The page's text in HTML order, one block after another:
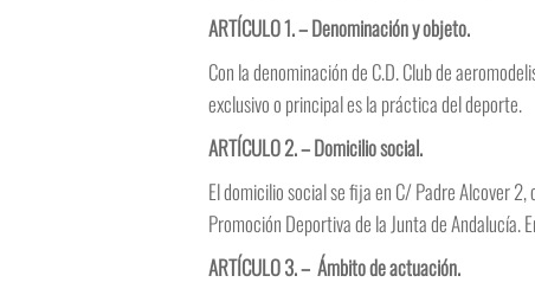
ARTÍCULO 1. – Denominación y objeto.
Con la denominación de C.D. Club de
exclusivo o principal es la práctica del deporte.
ARTÍCULO 2. – Domicilio social.
El domicilio social se fija en C/ Padre Alcover
Promoción Deportiva de la Junta de
ARTÍCULO 3. – Ámbito de actuación.